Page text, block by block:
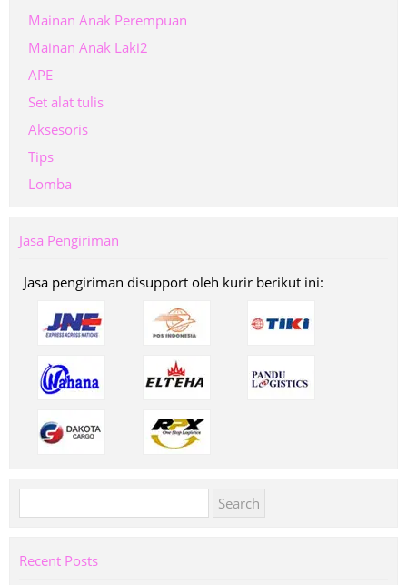
Mainan Anak Perempuan
Mainan Anak Laki2
APE
Set alat tulis
Aksesoris
Tips
Lomba
Jasa Pengiriman
Jasa pengiriman disupport oleh kurir berikut ini:
for:
Recent Posts